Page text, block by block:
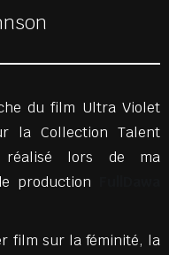
du film Ultra Violet
la Collection Talent
réalisé lors de ma
production
film sur la féminité, la